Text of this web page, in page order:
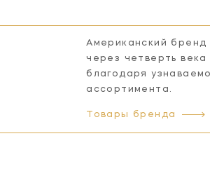
Американский
через четверть
благодаря
ассортимента.
Товары бренда